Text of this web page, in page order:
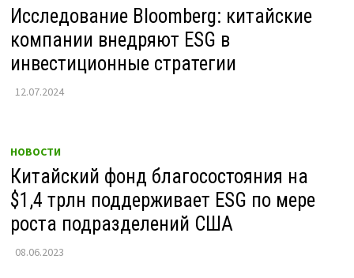
Исследование Bloomberg: китайские
компании внедряют ESG в
инвестиционные стратегии
12.07.2024
НОВОСТИ
Китайский фонд благосостояния на
$1,4 трлн поддерживает ESG по мере
роста подразделений США
08.06.2023